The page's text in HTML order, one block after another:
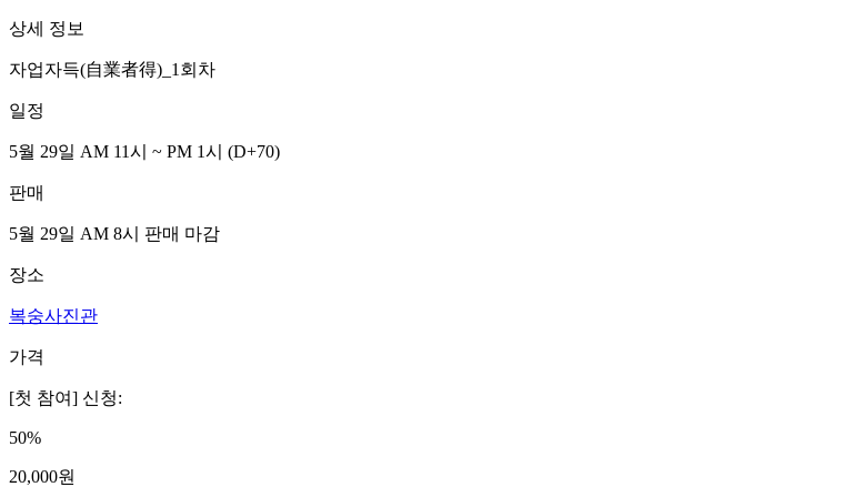
상세 정보
자업자득(自業者得)_1회차
일정
5월 29일 AM 11시 ~ PM 1시 (D+70)
판매
5월 29일 AM 8시 판매 마감
장소
복숭사진관
가격
[첫 참여] 신청:
50%
20,000원